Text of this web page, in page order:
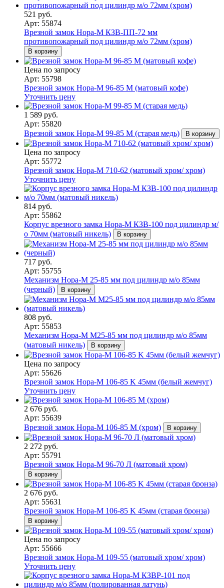
521 руб.
Арт: 55874
Врезной замок Нора-М КЗВ-ПП-72 мм
противопожарный под цилиндр м/о 72мм (хром)
В корзину
Цена по запросу
Арт: 55798
Врезной замок Нора-М 96-85 M (матовый кофе)
Уточнить цену
1 589 руб.
Арт: 55820
Врезной замок Нора-М 99-85 M (старая медь)
В корзину
Цена по запросу
Арт: 55772
Врезной замок Нора-М 710-62 (матовый хром/ хром)
Уточнить цену
814 руб.
Арт: 55862
Корпус врезного замка Нора-М КЗВ-100 под цилиндр м/
о 70мм (матовый никель)
В корзину
717 руб.
Арт: 55755
Механизм Нора-М 25-85 мм под цилиндр м/о 85мм
(черный)
В корзину
808 руб.
Арт: 55853
Механизм Нора-М M25-85 мм под цилиндр м/о 85мм
(матовый никель)
В корзину
Цена по запросу
Арт: 55626
Врезной замок Нора-М 106-85 K 45мм (белый жемчуг)
Уточнить цену
2 676 руб.
Арт: 55639
Врезной замок Нора-М 106-85 М (хром)
В корзину
2 272 руб.
Арт: 55791
Врезной замок Нора-М 96-70 Л (матовый хром)
В корзину
2 676 руб.
Арт: 55631
Врезной замок Нора-М 106-85 K 45мм (старая бронза)
В корзину
Цена по запросу
Арт: 55666
Врезной замок Нора-М 109-55 (матовый хром/ хром)
Уточнить цену